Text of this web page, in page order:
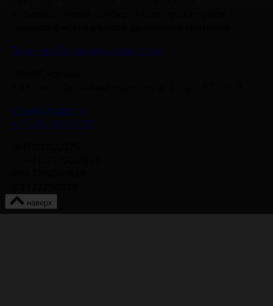
Политика Конфиденциальности
info@nmgdoc.ru
+7 (495) 937-6170
наверх